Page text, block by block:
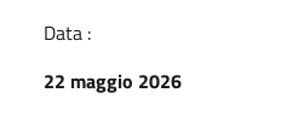
Data :
22 maggio 2026